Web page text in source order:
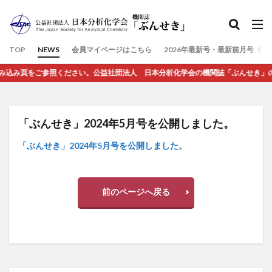
TOP NEWS 会員マイページはこちら 2026年最新号・最新前月号（7
参照ください。公益社団法人 日本分析化学会の機関誌「ぶんせき」のホーム
「ぶんせき」2024年5月号を公開しました。
「ぶんせき」2024年5月号を公開しました。
前のページへ戻る